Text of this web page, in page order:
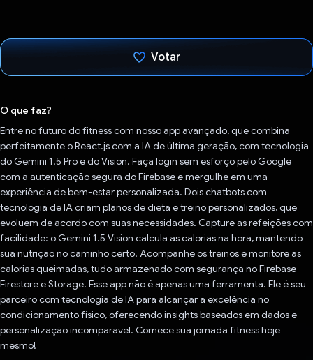
Votar
O que faz?
Entre no futuro do fitness com nosso app avançado, que combina
perfeitamente o React.js com a IA de última geração, com tecnologia
do Gemini 1.5 Pro e do Vision. Faça login sem esforço pelo Google
com a autenticação segura do Firebase e mergulhe em uma
experiência de bem-estar personalizada. Dois chatbots com
tecnologia de IA criam planos de dieta e treino personalizados, que
evoluem de acordo com suas necessidades. Capture as refeições com
facilidade: o Gemini 1.5 Vision calcula as calorias na hora, mantendo
sua nutrição no caminho certo. Acompanhe os treinos e monitore as
calorias queimadas, tudo armazenado com segurança no Firebase
Firestore e Storage. Esse app não é apenas uma ferramenta. Ele é seu
parceiro com tecnologia de IA para alcançar a excelência no
condicionamento físico, oferecendo insights baseados em dados e
personalização incomparável. Comece sua jornada fitness hoje
mesmo!